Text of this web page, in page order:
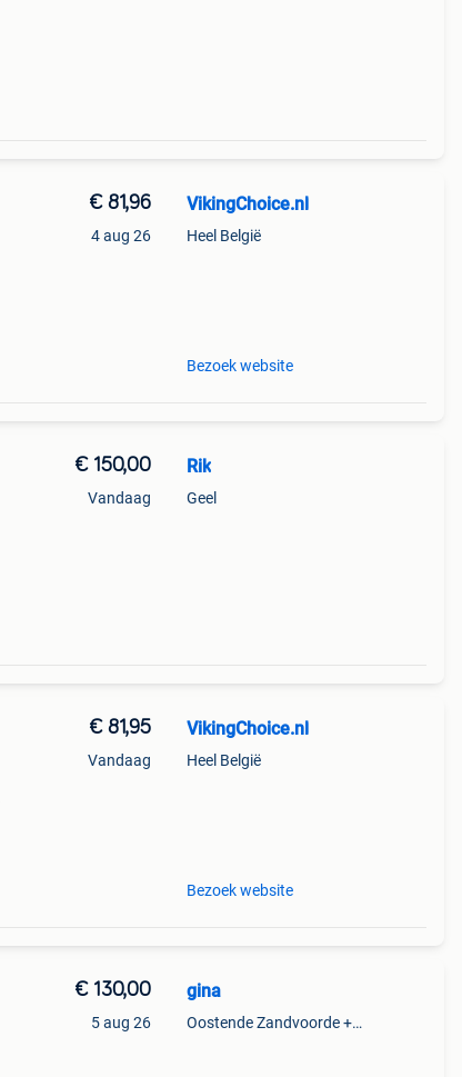
€ 81,96
4 aug 26
VikingChoice.nl
Heel België
Bezoek website
€ 150,00
Vandaag
Rik
Geel
€ 81,95
Vandaag
VikingChoice.nl
Heel België
Bezoek website
€ 130,00
5 aug 26
gina
Oostende Zandvoorde +Oostende